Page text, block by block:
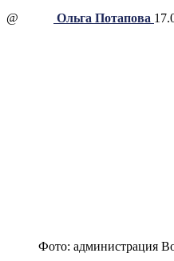
@ Ольга Потапова
Фото: администрация